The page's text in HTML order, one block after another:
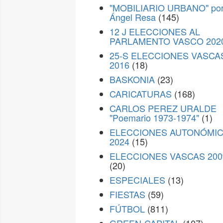
"MOBILIARIO URBANO"
Ángel Resa (145)
12 J ELECCIONES AL
PARLAMENTO VASCO
25-S ELECCIONES
2016 (18)
BASKONIA (23)
CARICATURAS (168)
CARLOS PEREZ URALDE
"Poemario 1973-1974" (1)
ELECCIONES
2024 (15)
ELECCIONES VASCAS
(20)
ESPECIALES (13)
FIESTAS (59)
FÚTBOL (811)